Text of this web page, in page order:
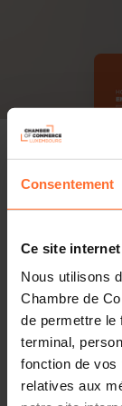
Consentement
Ce site
Nous utilisons
Chambre de
de permettre le
terminal,
fonction de vos
relatives aux